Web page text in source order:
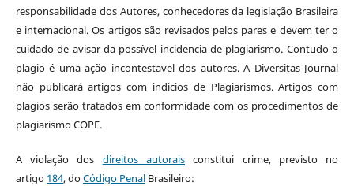
responsabilidade dos Autores, conhecedores da legislação Brasileira
e internacional. Os artigos são revisados pelos pares e devem ter o
cuidado de avisar da possível incidencia de plagiarismo. Contudo o
plagio é uma ação incontestavel dos autores. A Diversitas Journal
não publicará artigos com indicios de Plagiarismos. Artigos com
plagios serão tratados em conformidade com os procedimentos de
plagiarismo COPE.
A violação dos direitos autorais constitui crime, previsto no
artigo 184, doCódigo PenalBrasileiro: